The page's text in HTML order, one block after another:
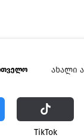
ᲐᲮᲐᲚᲘ
ТikТоk